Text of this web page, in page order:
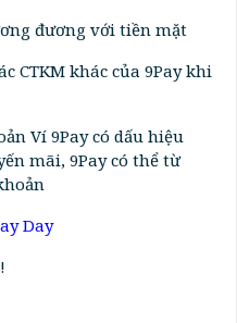
đương với tiền mặt
CTKM khác của 9Pay khi
Ví 9Pay có dấu hiệu
mãi, 9Pay có thể từ
Day